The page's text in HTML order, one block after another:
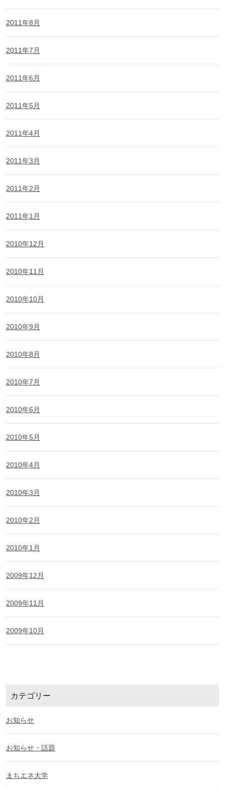
2011年8月
2011年7月
2011年6月
2011年5月
2011年4月
2011年3月
2011年2月
2011年1月
2010年12月
2010年11月
2010年10月
2010年9月
2010年8月
2010年7月
2010年6月
2010年5月
2010年4月
2010年3月
2010年2月
2010年1月
2009年12月
2009年11月
2009年10月
カテゴリー
お知らせ
お知らせ・話題
まちエネ大学